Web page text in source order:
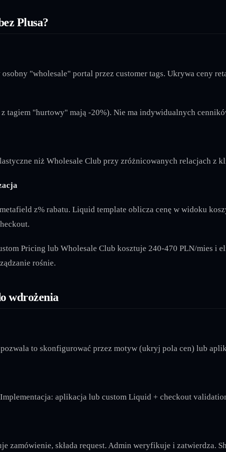
Plusa?
"wholesale" portal przez customer tags. Ukrywa ceny
tagiem "hurtowy" mają -20%). Nie ma indywidualnych
niż Wholesale Club przy zróżnicowanych relacjach z
z% rabatu. Liquid template oblicza cenę w widoku
Pricing lub Wholesale Club kosztuje 240-470 PLN/mies i
rośnie.
wdrożenia
to skonfigurować przez motyw (ukryj pola cen) lub
aplikacja lub custom Liquid + checkout
zamówienie, składa request. Admin weryfikuje i zatwierdza.